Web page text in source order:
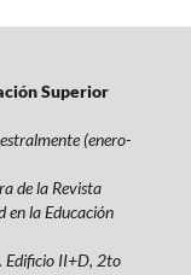
Superior
(enero-
de la Revista
en la Educación
Edificio II+D, 2to